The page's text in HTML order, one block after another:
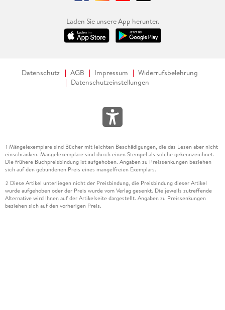
Laden Sie unsere App herunter.
Datenschutz AGB Impressum
Widerrufsbelehrung
Datenschutzeinstellungen
1 Mängelexemplare sind Bücher mit leichten Beschädigungen, die das Lesen aber nicht
einschränken. Mängelexemplare sind durch einen Stempel als solche gekennzeichnet.
Die frühere Buchpreisbindung ist aufgehoben. Angaben zu Preissenkungen beziehen
sich auf den gebundenen Preis eines mangelfreien Exemplars.
2 Diese Artikel unterliegen nicht der Preisbindung, die Preisbindung dieser Artikel
wurde aufgehoben oder der Preis wurde vom Verlag gesenkt. Die jeweils zutreffende
Alternative wird Ihnen auf der Artikelseite dargestellt. Angaben zu Preissenkungen
beziehen sich auf den vorherigen Preis.